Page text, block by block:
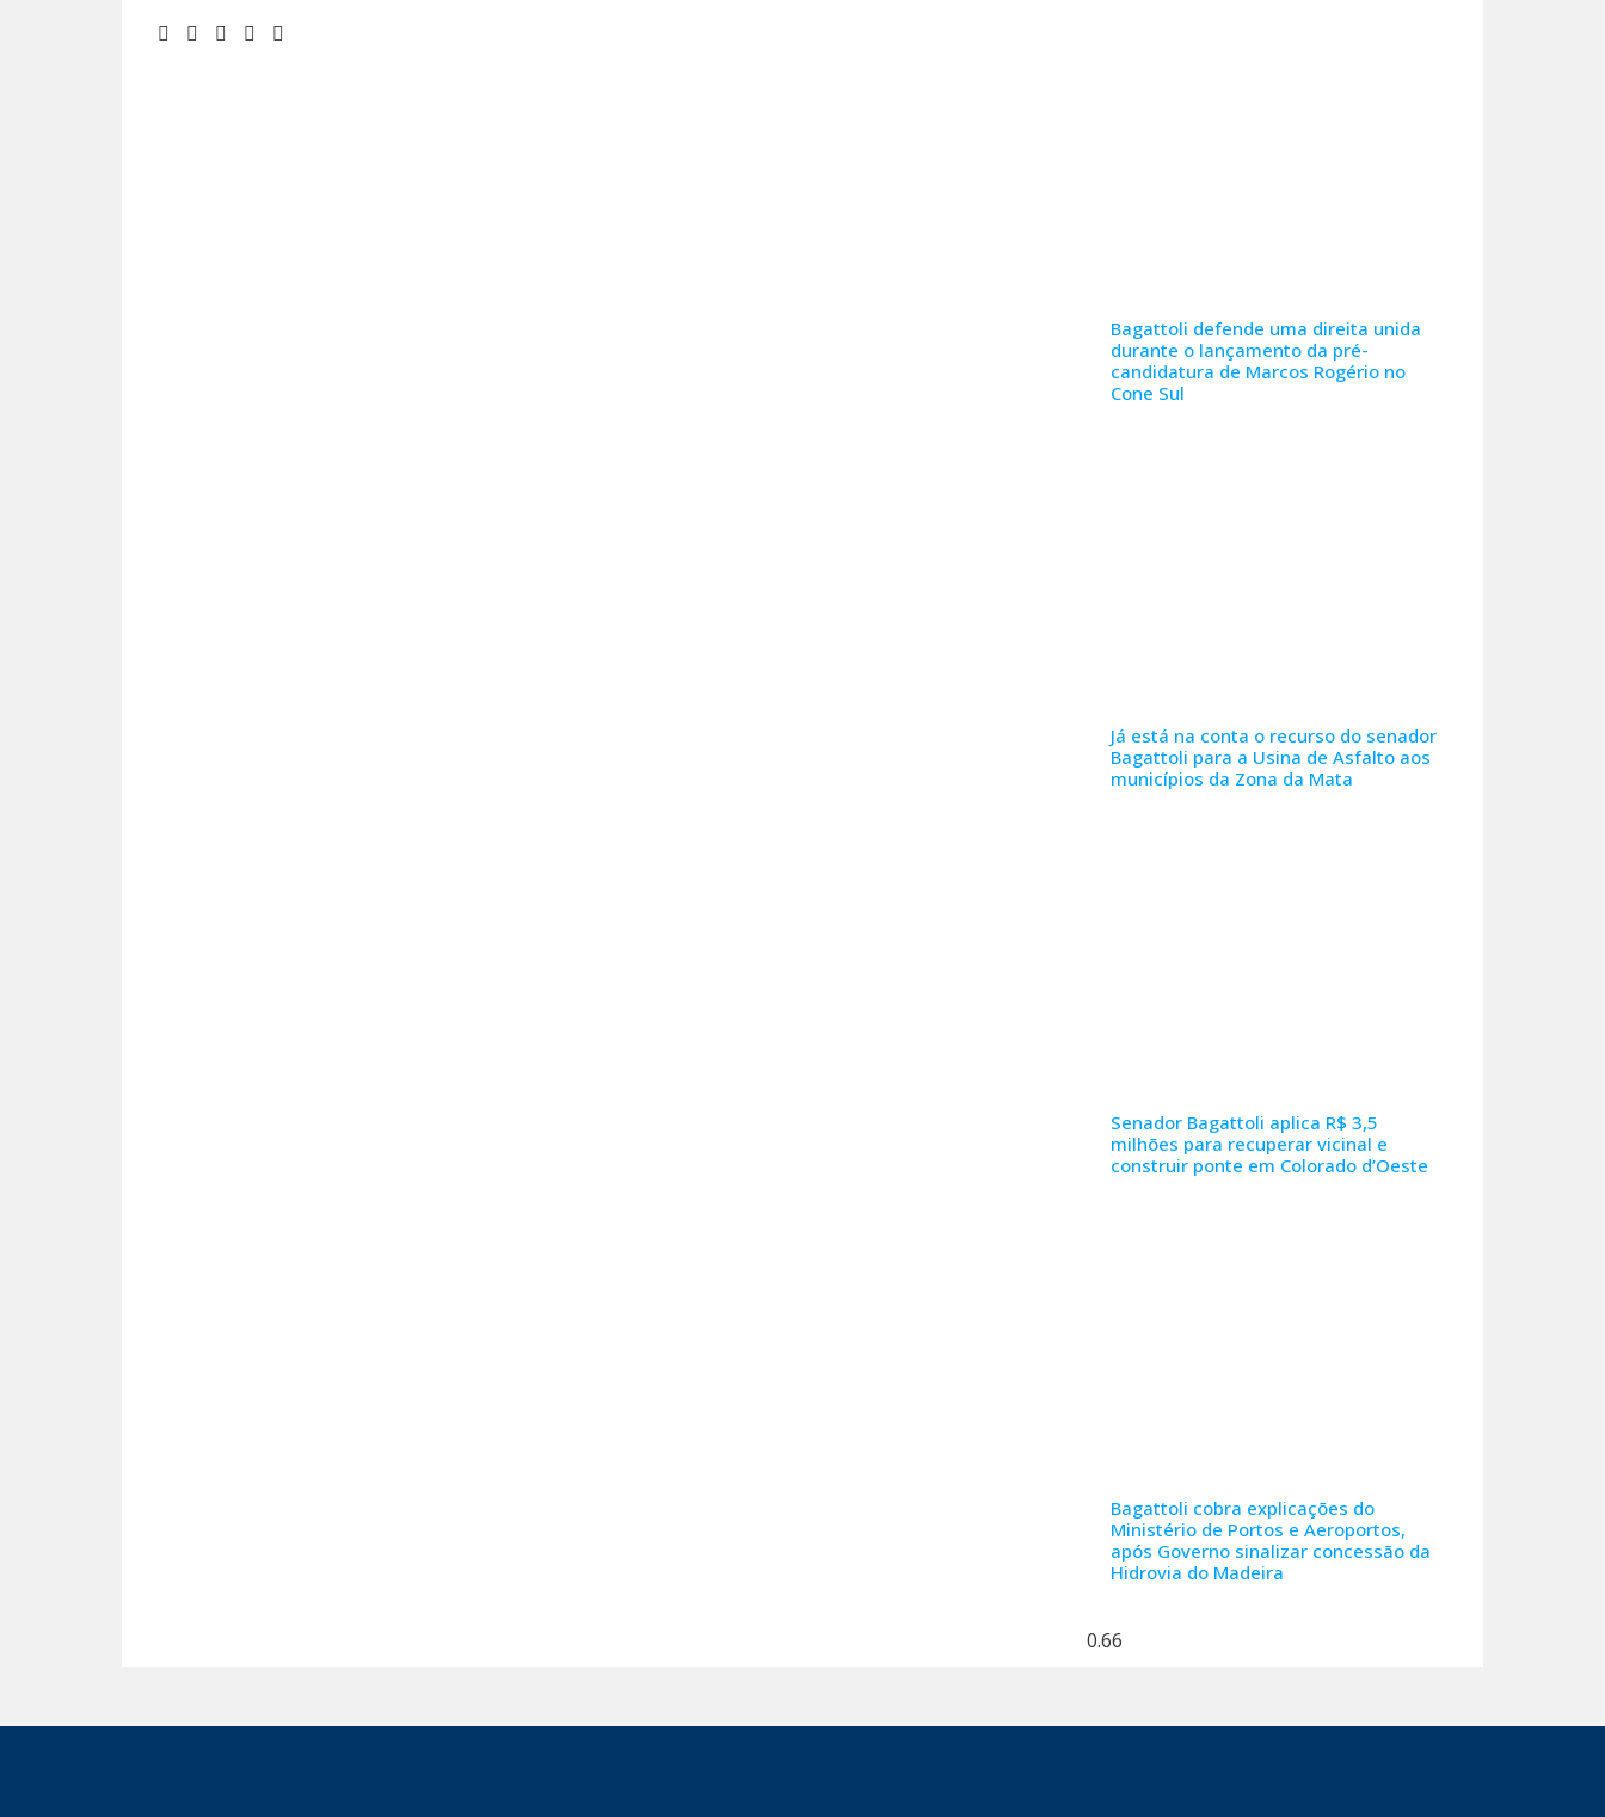
Bagattoli defende uma direita unida
durante o lançamento da pré-
candidatura de Marcos Rogério no
Cone Sul
Já está na conta o recurso do senador
Bagattoli para a Usina de Asfalto aos
municípios da Zona da Mata
Senador Bagattoli aplica R$ 3,5
milhões para recuperar vicinal e
construir ponte em Colorado d’Oeste
Bagattoli cobra explicações do
Ministério de Portos e Aeroportos,
após Governo sinalizar concessão da
Hidrovia do Madeira